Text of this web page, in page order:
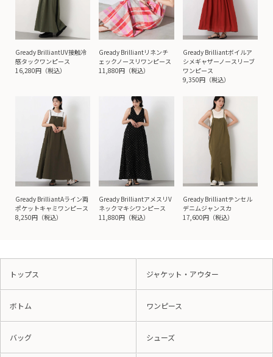
Gready BrilliantUV接触冷
感タックワンピース
16,280円（税込）
Gready Brilliantリネンチ
ェックノースリワンピース
11,880円（税込）
Gready Brilliantボイルア
シメギャザーノースリーブ
ワンピース
9,350円（税込）
Gready BrilliantAライン両
ポケットキャミワンピース
8,250円（税込）
Gready BrilliantアメスリV
ネックマキシワンピース
11,880円（税込）
Gready Brilliantテンセル
デニムジャンスカ
17,600円（税込）
トップス ジャケット・アウター
ボトム ワンピース
バッグ シューズ